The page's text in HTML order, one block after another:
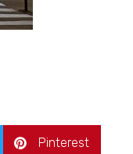
Pinterest